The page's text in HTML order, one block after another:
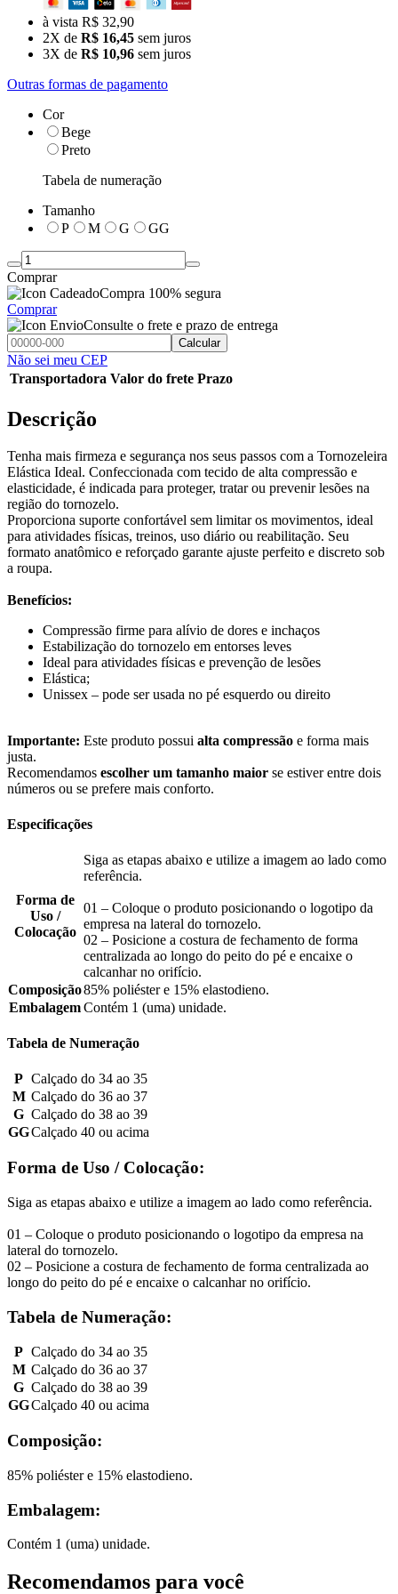
à vista R$ 32,90
2X de R$ 16,45 sem juros
3X de R$ 10,96 sem juros
Outras formas de pagamento
Cor
Bege
Preto
Tabela de numeração
Tamanho
P
M G GG
Comprar
Compra 100% segura
Comprar
Consulte o frete e prazo de entrega
Calcular
Não sei meu CEP
Transportadora Valor do frete Prazo
Descrição
Tenha mais firmeza e segurança nos seus passos com a Tornozeleira
Elástica Ideal. Confeccionada com tecido de alta compressão e
elasticidade, é indicada para proteger, tratar ou prevenir lesões na
região do tornozelo.
Proporciona suporte confortável sem limitar os movimentos, ideal
para atividades físicas, treinos, uso diário ou reabilitação. Seu
formato anatômico e reforçado garante ajuste perfeito e discreto sob
a roupa.
Benefícios:
Compressão firme para alívio de dores e inchaços
Estabilização do tornozelo em entorses leves
Ideal para atividades físicas e prevenção de lesões
Elástica;
Unissex – pode ser usada no pé esquerdo ou direito
Importante: Este produto possui alta compressão e forma mais
justa.
Recomendamos escolher um tamanho maior se estiver entre dois
números ou se prefere mais conforto.
Especificações
Forma de
Uso /
Colocação
Siga as etapas abaixo e utilize a imagem ao lado como
referência.
01 – Coloque o produto posicionando o logotipo da
empresa na lateral do tornozelo.
02 – Posicione a costura de fechamento de forma
centralizada ao longo do peito do pé e encaixe o
calcanhar no orifício.
Composição85% poliéster e 15% elastodieno.
EmbalagemContém 1 (uma) unidade.
Tabela de Numeração
P Calçado do 34 ao 35
M Calçado do 36 ao 37
G Calçado do 38 ao 39
GGCalçado 40 ou acima
Forma de Uso / Colocação:
Siga as etapas abaixo e utilize a imagem ao lado como referência.
01 – Coloque o produto posicionando o logotipo da empresa na
lateral do tornozelo.
02 – Posicione a costura de fechamento de forma centralizada ao
longo do peito do pé e encaixe o calcanhar no orifício.
Tabela de Numeração:
P Calçado do 34 ao 35
M Calçado do 36 ao 37
G Calçado do 38 ao 39
GGCalçado 40 ou acima
Composição:
85% poliéster e 15% elastodieno.
Embalagem:
Contém 1 (uma) unidade.
Recomendamos para você